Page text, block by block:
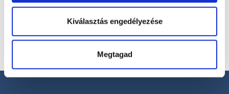
Kiválasztás engedélyezése
Megtagad